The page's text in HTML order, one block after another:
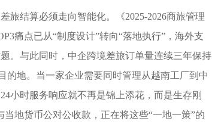
旅结算必须走向智能化。《2025-2026商旅管理
痛点已从“制度设计”转向“落地执行”，海外支
。与此同时，中企跨境差旅订单量连续三年保持
的地。当一家企业需要同时管理从越南工厂到中
小时服务响应就不再是锦上添花，而是生存刚
地货币公对公收款，正在将这些“一地一策”的